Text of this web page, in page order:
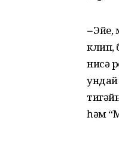
–Эйе,
клип,
нисә
һәм